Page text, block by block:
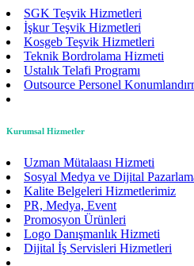
SGK Teşvik Hizmetleri
İşkur Teşvik Hizmetleri
Kosgeb Teşvik Hizmetleri
Teknik Bordrolama Hizmeti
Ustalık Telafi Programı
Outsource Personel
Kurumsal Hizmetler
Uzman Mütalaası Hizmeti
Sosyal Medya ve Dijital
Kalite Belgeleri Hizmetlerimiz
PR, Medya, Event
Promosyon Ürünleri
Logo Danışmanlık Hizmeti
Dijital İş Servisleri Hizmetleri